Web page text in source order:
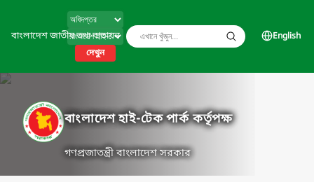
বাংলাদেশ জাতীয় তথ্য বাতায়ন
দেখুন
English
বাংলাদেশ হাই-টেক পার্ক কর্তৃপক্ষ
গণপ্রজাতন্ত্রী বাংলাদেশ সরকার